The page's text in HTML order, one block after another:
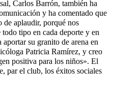
Carlos Barrón, también ha
y ha comentado que
de aplaudir, porqué nos
tipo en cada deporte y en
su granito de arena en
Patricia Ramírez, y creo
positiva para los niños». El
par el club, los éxitos sociales